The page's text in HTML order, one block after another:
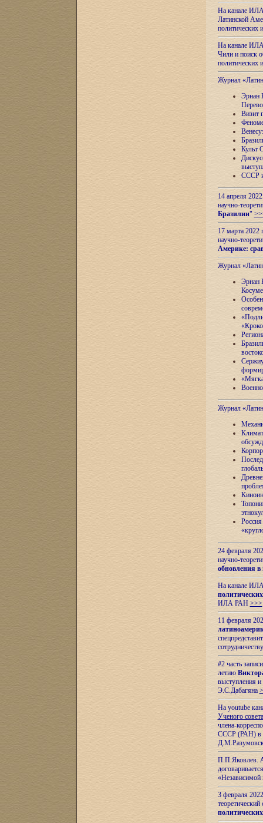
На канале
Латинской
На канале
Чили и поиск
Журнал
Эрнан
Визит
Культ
СССР и
14 апреля
научно-
Бразилии"
17 марта 2022
научно-
Америке:
Журнал
Эрнан
Журнал
24 февраля
научно-
обновления в
На канале
ИЛА РАН >>>
11 февраля
#2 часть
летию
выступления
Э.С.Дабагяна
На youtube
Ученого
члена-
СССР (РАН) в
П.П.Яковлев.
«Независимой
3 февраля
теоретический